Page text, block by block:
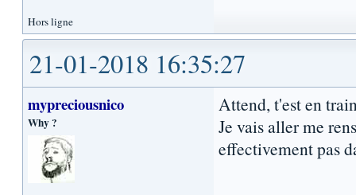
Hors ligne
21-01-2018 16:35:27
mypreciousnico
Why ?
Attend, t'est en
Je vais aller me
effectivement pas